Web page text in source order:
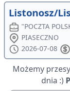
Listonosz/
"POCZTA
PIASECZNO
2026-07-08
Możemy
dnia :)